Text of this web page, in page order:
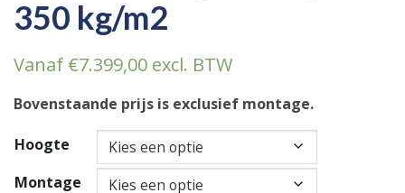
350 kg/m2
Vanaf €7.399,00 excl. BTW
Bovenstaande prijs is exclusief montage.
Hoogte
Montage